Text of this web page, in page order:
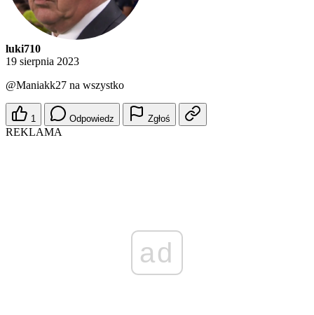
luki710
19 sierpnia 2023
@Maniakk27 na wszystko
1 Odpowiedz Zgłoś
REKLAMA
ad